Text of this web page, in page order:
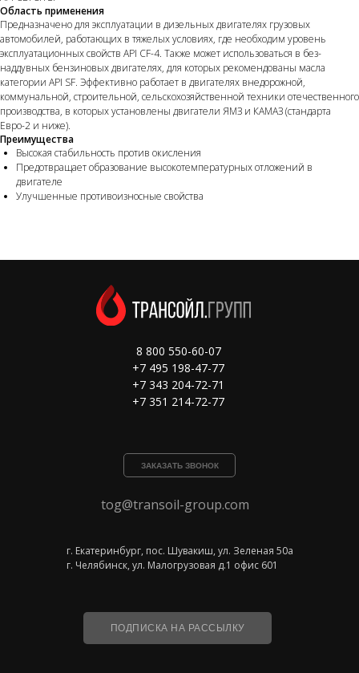
Область применения
Предназначено для эксплуатации в дизельных двигателях грузовых
автомобилей, работающих в тяжелых условиях, где необходим уровень
эксплуатационных свойств API CF-4. Также может использоваться в без-
наддувных бензиновых двигателях, для которых рекомендованы масла
категории API SF. Эффективно работает в двигателях внедорожной,
коммунальной, строительной, сельскохозяйственной техники отечественного
производства, в которых установлены двигатели ЯМЗ и КАМАЗ (стандарта
Евро-2 и ниже).
Преимущества
Высокая стабильность против окисления
Предотвращает образование высокотемпературных отложений в
двигателе
Улучшенные противоизносные свойства
ПОДПИСКА НА РАССЫЛКУ
8 800 550-60-07
+7 495 198-47-77
+7 343 204-72-71
+7 351 214-72-77
ЗАКАЗАТЬ ЗВОНОК
tog@transoil-group.com
г. Екатеринбург, пос. Шувакиш, ул. Зеленая 50а
г. Челябинск, ул. Малогрузовая д.1 офис 601